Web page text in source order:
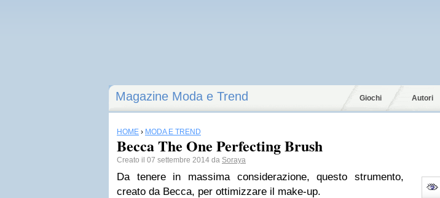
Magazine Moda e Trend Giochi Autori
HOME › MODA E TREND
Becca The One Perfecting Brush
Creato il 07 settembre 2014 da Soraya
Da tenere in massima considerazione, questo strumento,
creato da Becca, per ottimizzare il make-up.